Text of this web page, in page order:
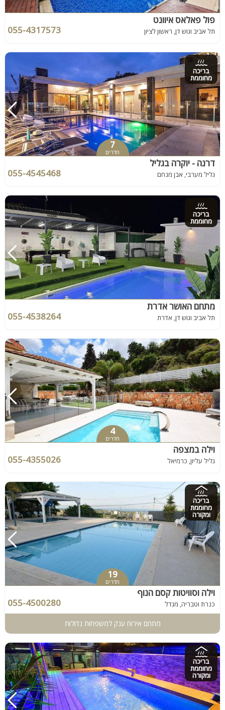
פול פאלאס איוונט
תל אביב וגוש דן, ראשון לציון 055-4317573
בריכה
מחוממת
7
חדרים
דרנה - יוקרה בגליל
גליל מערבי, אבן מנחם 055-4545468
בריכה
מחוממת
מתחם האושר אדרת
תל אביב וגוש דן, אדרת 055-4538264
4
חדרים
וילה במצפה
גליל עליון, כרמיאל 055-4355026
בריכה
מחוממת
ומקורה
19
חדרים
וילה וסוויטות קסם הנוף
כנרת וטבריה, מגדל 055-4500280
מתחם אירוח ענק למשפחות גדולות
בריכה
מחוממת
ומקורה